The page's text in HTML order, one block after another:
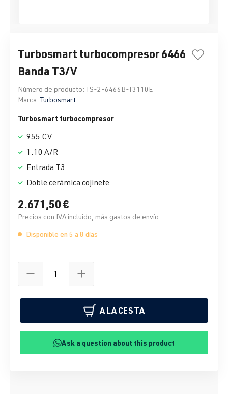
Turbosmart turbocompresor 6466
Banda T3/V
Número de producto: TS-2-6466B-T3110E
Marca: Turbosmart
Turbosmart turbocompresor
955 CV
1.10 A/R
Entrada T3
Doble cerámica cojinete
2.671,50 €
Precios con IVA incluido, más gastos de envío
Disponible en 5 a 8 días
A LA CESTA
Ask a question about this product